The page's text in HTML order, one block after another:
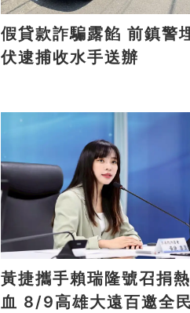
假貸款詐騙露餡 前鎮警埋
伏逮捕收水手送辦
黃捷攜手賴瑞隆號召捐熱
血 8/9高雄大遠百邀全民